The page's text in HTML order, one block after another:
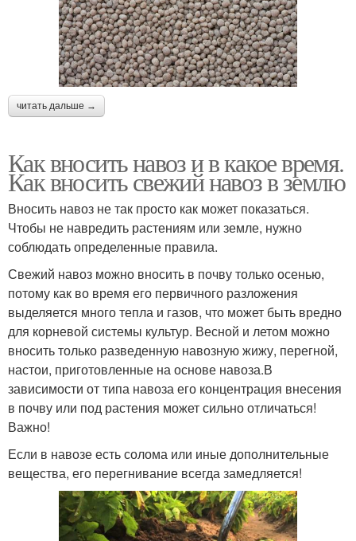
читать дальше →
Как вносить навоз и в какое время.
Как вносить свежий навоз в землю
Вносить навоз не так просто как может показаться.
Чтобы не навредить растениям или земле, нужно
соблюдать определенные правила.
Свежий навоз можно вносить в почву только осенью,
потому как во время его первичного разложения
выделяется много тепла и газов, что может быть вредно
для корневой системы культур. Весной и летом можно
вносить только разведенную навозную жижу, перегной,
настои, приготовленные на основе навоза.В
зависимости от типа навоза его концентрация внесения
в почву или под растения может сильно отличаться!
Важно!
Если в навозе есть солома или иные дополнительные
вещества, его перегнивание всегда замедляется!